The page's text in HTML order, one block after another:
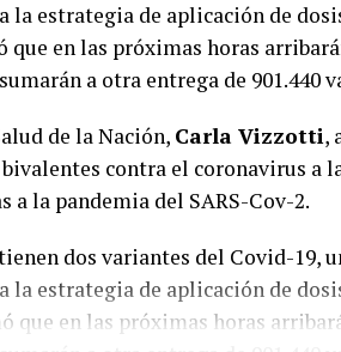
la estrategia de aplicación de
en las próximas horas
a otra entrega de 901.440
de la Nación, Carla Vizzotti,
contra el coronavirus a
a la pandemia del SARS-Cov-2.
dos variantes del Covid-19,
la estrategia de aplicación de
que en las próximas horas